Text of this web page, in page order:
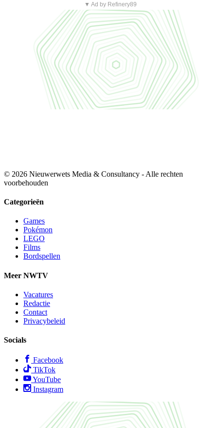
▼ Ad by Refinery89
© 2026 Nieuwerwets Media & Consultancy - Alle rechten
voorbehouden
Categorieën
Games
Pokémon
LEGO
Films
Bordspellen
Meer NWTV
Vacatures
Redactie
Contact
Privacybeleid
Socials
Facebook
TikTok
YouTube
Instagram